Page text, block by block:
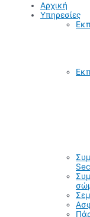
Αρχική
Υπηρεσίες